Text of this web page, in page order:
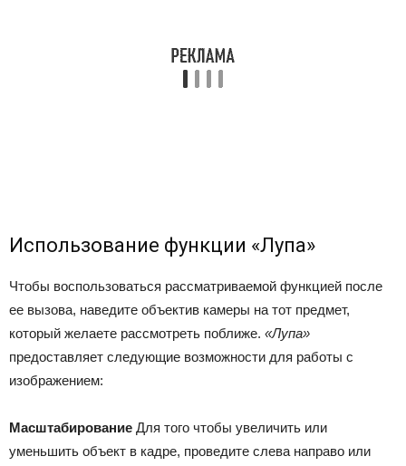
Использование функции «Лупа»
Чтобы воспользоваться рассматриваемой функцией после
ее вызова, наведите объектив камеры на тот предмет,
который желаете рассмотреть поближе. «Лупа»
предоставляет следующие возможности для работы с
изображением:
Масштабирование Для того чтобы увеличить или
уменьшить объект в кадре, проведите слева направо или